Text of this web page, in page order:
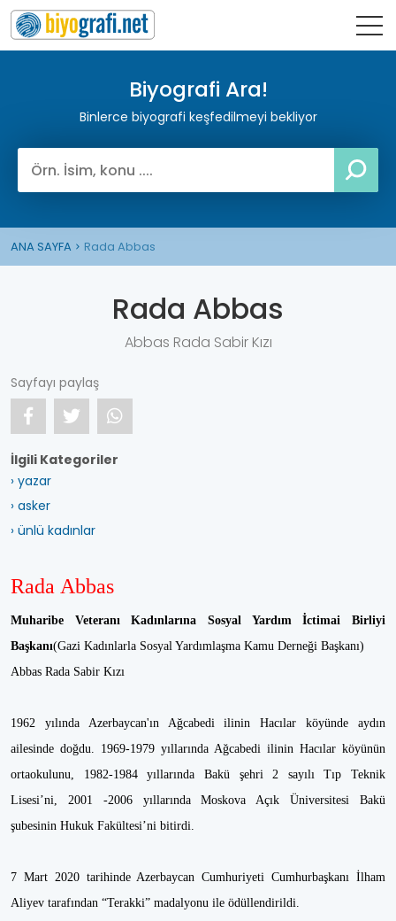
Biyografi Ara!
Binlerce biyografi keşfedilmeyi bekliyor
ANA SAYFA Rada Abbas
Rada Abbas
Abbas Rada Sabir Kızı
Sayfayı paylaş
İlgili Kategoriler
› yazar
› asker
› ünlü kadınlar
Rada Abbas
Muharibe Veteranı Kadınlarına Sosyal Yardım İctimai Birliyi
Başkanı(Gazi Kadınlarla Sosyal Yardımlaşma Kamu Derneği Başkanı)
Abbas Rada Sabir Kızı
1962 yılında Azerbaycan'ın Ağcabedi ilinin Hacılar köyünde aydın
ailesinde doğdu. 1969-1979 yıllarında Ağcabedi ilinin Hacılar köyünün
ortaokulunu, 1982-1984 yıllarında Bakü şehri 2 sayılı Tıp Teknik
Lisesi’ni, 2001 -2006 yıllarında Moskova Açık Üniversitesi Bakü
şubesinin Hukuk Fakültesi’ni bitirdi.
7 Mart 2020 tarihinde Azerbaycan Cumhuriyeti Cumhurbaşkanı İlham
Aliyev tarafından “Terakki” madalyonu ile ödüllendirildi.